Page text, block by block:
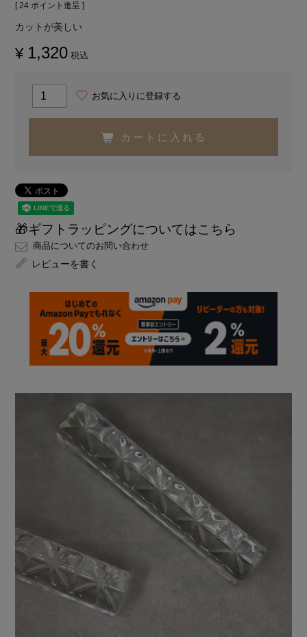
[ 24 ポイント進呈 ]
カットが美しい
¥ 1,320 税込
お気に入りに登録する
カートに入れる
🎁ギフトラッピングについてはこちら
商品についてのお問い合わせ
レビューを書く